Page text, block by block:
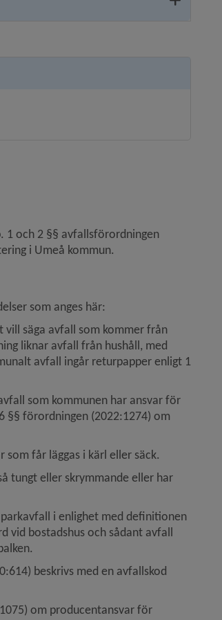
i nytt fönster.
1 och 2 §§ avfallsförordningen
i Umeå kommun.
som anges här:
vill säga avfall som kommer från
liknar avfall från hushåll, med
avfall ingår returpapper enligt 1
som kommunen har ansvar för
§§ förordningen (2022:1274) om
får läggas i kärl eller säck.
tungt eller skrymmande eller har
i enlighet med definitionen
vid bostadshus och sådant avfall
beskrivs med en avfallskod
om producentansvar för